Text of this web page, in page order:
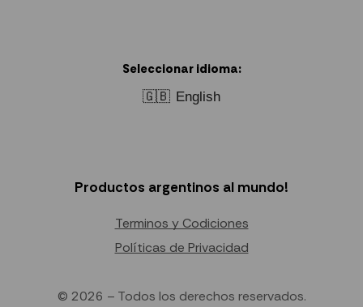
Seleccionar idioma:
🇬🇧 English
Productos argentinos al mundo!
Terminos y Codiciones
Políticas de Privacidad
© 2026 – Todos los derechos reservados.